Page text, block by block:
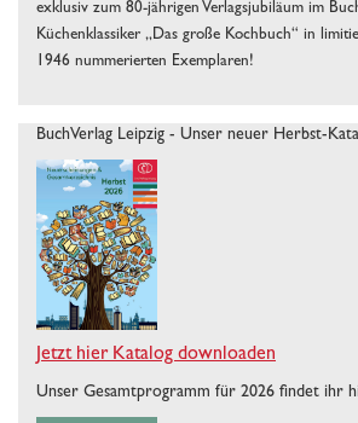
exklusiv zum 80-jährigen Verlagsjubiläum im
Küchenklassiker „Das große Kochbuch“ in
1946 nummerierten Exemplaren!
BuchVerlag Leipzig - Unser neuer Herbst-
Jetzt hier Katalog downloaden
Unser Gesamtprogramm für 2026 findet ihr